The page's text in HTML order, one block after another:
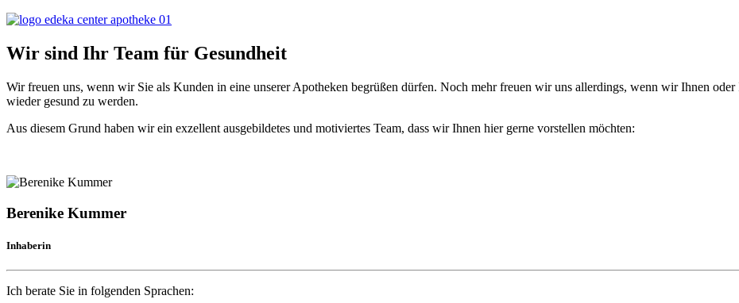
Wir sind Ihr Team für Gesundheit
Wir freuen uns, wenn wir Sie als Kunden in eine unserer Apotheken begrüßen dürfen. Noch mehr freuen wir uns allerdings, wenn wir Ihnen
wieder gesund zu werden.
Aus diesem Grund haben wir ein exzellent ausgebildetes und motiviertes Team, dass wir Ihnen hier gerne vorstellen möchten:
Berenike Kummer
Inhaberin
Ich berate Sie in folgenden Sprachen: